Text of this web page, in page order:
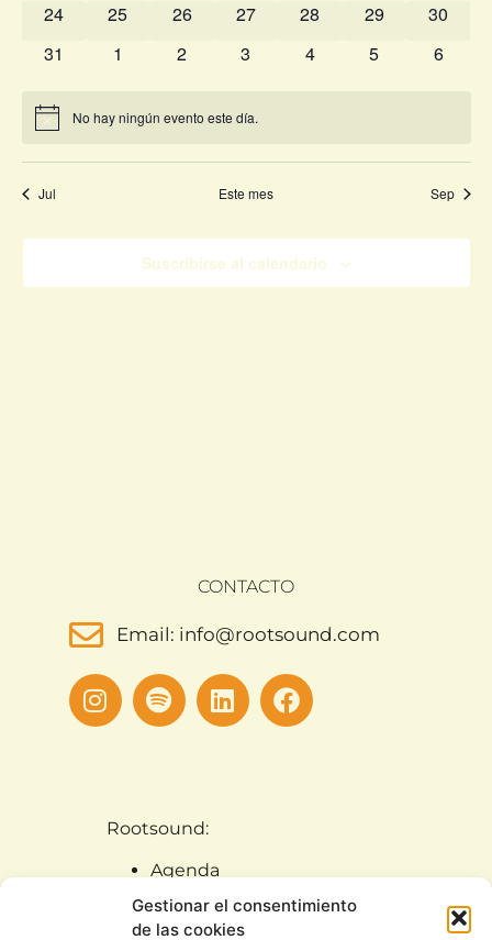
Gestionar el consentimiento
de las cookies
0 eventos
24 0 eventos
25 0 eventos
26 0 eventos
27 0 eventos
28 0 eventos
29 0
30
0 eventos
31 0 eventos
1 0 eventos
2 0 eventos
3 0 eventos
4 0 eventos
5 0
6
No hay ningún evento este día.
Jul Este mes Sep
Suscribirse al calendario
CONTACTO
Email: info@rootsound.com
Rootsound:
Agenda
Artistas
Noticias